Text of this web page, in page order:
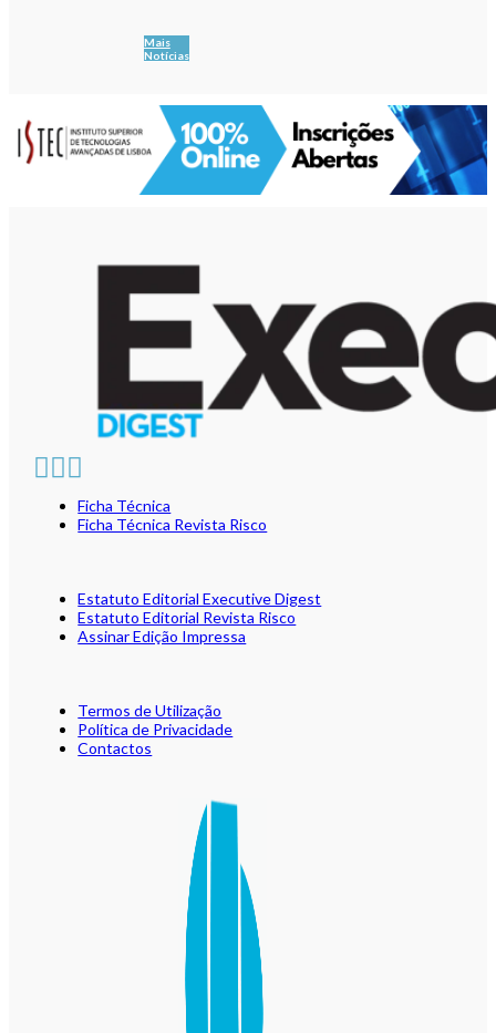
Mais
Notícias
Ficha Técnica
Ficha Técnica Revista Risco
Estatuto Editorial Executive Digest
Estatuto Editorial Revista Risco
Assinar Edição Impressa
Termos de Utilização
Política de Privacidade
Contactos